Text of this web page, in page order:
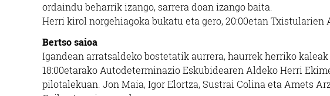
ordaindu beharrik izango, sarrera doan izango baita.
Herri kirol norgehiagoka bukatu eta gero, 20:00etan Txistularien
Bertso saioa
Igandean arratsaldeko bostetatik aurrera, haurrek herriko
18:00etarako Autodeterminazio Eskubidearen Aldeko Herri
pilotalekuan. Jon Maia, Igor Elortza, Sustrai Colina eta Amets